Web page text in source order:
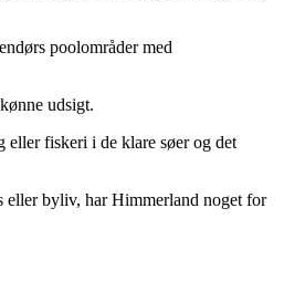
poolområder med
udsigt.
eller fiskeri i de klare søer og det
eller byliv, har Himmerland noget for